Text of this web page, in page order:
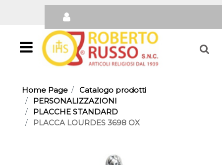
Open
Home Page
Catalogo prodotti
PERSONALIZZAZIONI
PLACCHE STANDARD
PLACCA LOURDES 3698 OX